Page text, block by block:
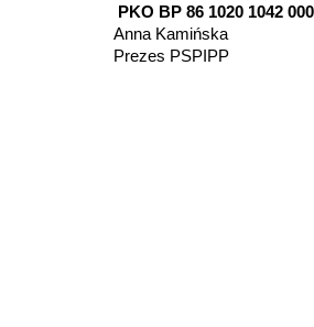
PKO BP 86 1020 1042
Anna Kamińska
Prezes PSPIPP